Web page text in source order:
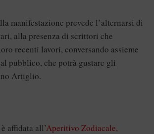
manifestazione prevede l’alternarsi di
alla presenza di scrittori che
recenti lavori, conversando assieme
pubblico, che potrà gustare gli
Artiglio.
affidata all’Aperitivo Zodiacale,